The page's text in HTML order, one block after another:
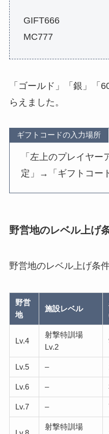
GIFT666
MC777
「ゴールド」「銀」「
らえました。
ギフトコードの入力場所
「左上のプレイヤ
定」→「ギフトコー
野営地のレベル上げ
野営地のレベル上げ条
野営
地
施設レベル
Lv.4
射撃特訓場
Lv.2
Lv.5 –
Lv.6 –
Lv.7 –
射撃特訓場